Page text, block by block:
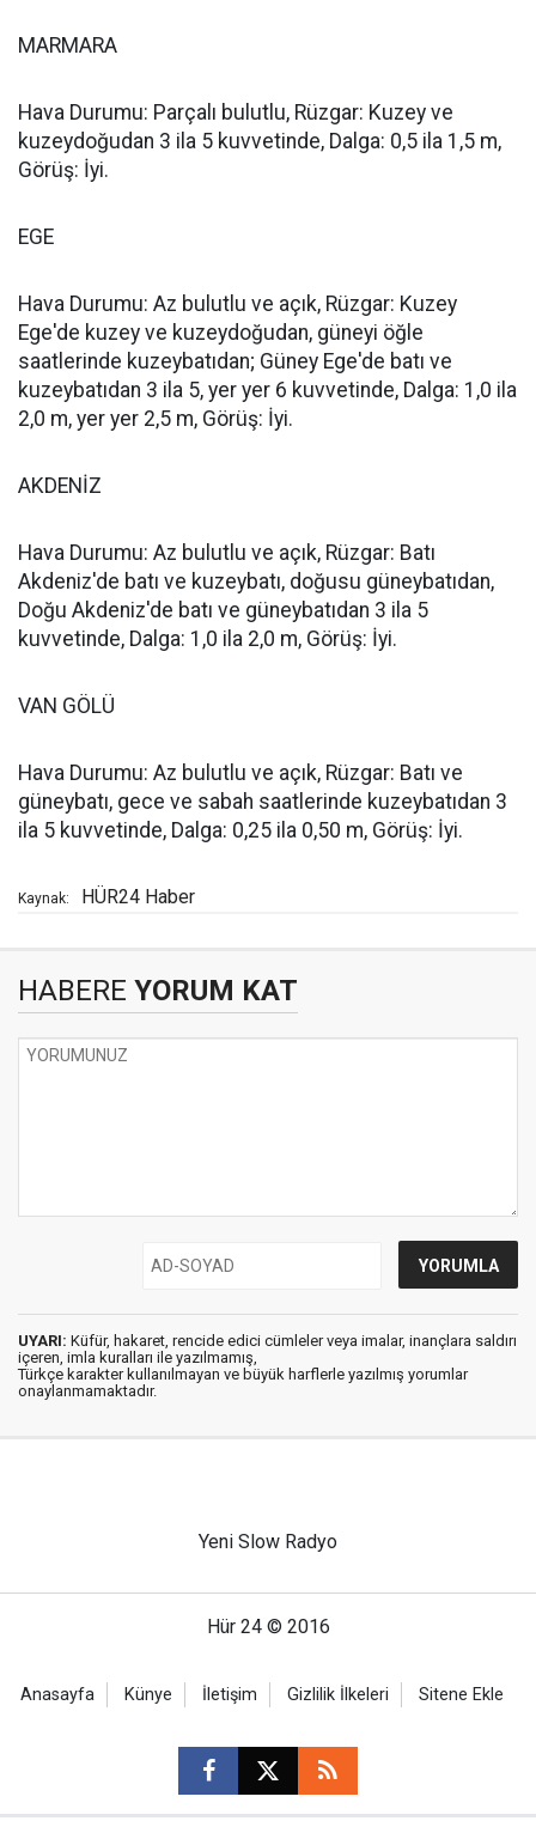
MARMARA
Hava Durumu: Parçalı bulutlu, Rüzgar: Kuzey ve
kuzeydoğudan 3 ila 5 kuvvetinde, Dalga: 0,5 ila 1,5 m,
Görüş: İyi.
EGE
Hava Durumu: Az bulutlu ve açık, Rüzgar: Kuzey
Ege'de kuzey ve kuzeydoğudan, güneyi öğle
saatlerinde kuzeybatıdan; Güney Ege'de batı ve
kuzeybatıdan 3 ila 5, yer yer 6 kuvvetinde, Dalga: 1,0 ila
2,0 m, yer yer 2,5 m, Görüş: İyi.
AKDENİZ
Hava Durumu: Az bulutlu ve açık, Rüzgar: Batı
Akdeniz'de batı ve kuzeybatı, doğusu güneybatıdan,
Doğu Akdeniz'de batı ve güneybatıdan 3 ila 5
kuvvetinde, Dalga: 1,0 ila 2,0 m, Görüş: İyi.
VAN GÖLÜ
Hava Durumu: Az bulutlu ve açık, Rüzgar: Batı ve
güneybatı, gece ve sabah saatlerinde kuzeybatıdan 3
ila 5 kuvvetinde, Dalga: 0,25 ila 0,50 m, Görüş: İyi.
Kaynak: HÜR24 Haber
HABERE YORUM KAT
UYARI: Küfür, hakaret, rencide edici cümleler veya imalar, inançlara saldırı
içeren, imla kuralları ile yazılmamış,
Türkçe karakter kullanılmayan ve büyük harflerle yazılmış yorumlar
onaylanmamaktadır.
Yeni Slow Radyo
Hür 24 © 2016
Anasayfa Künye İletişim Gizlilik İlkeleri Sitene Ekle